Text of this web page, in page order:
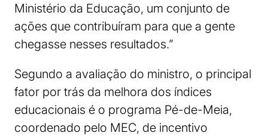
Ministério da Educação, um conjunto de
ações que contribuíram para que a gente
chegasse nesses resultados.”
Segundo a avaliação do ministro, o principal
fator por trás da melhora dos índices
educacionais é o programa Pé-de-Meia,
coordenado pelo MEC, de incentivo